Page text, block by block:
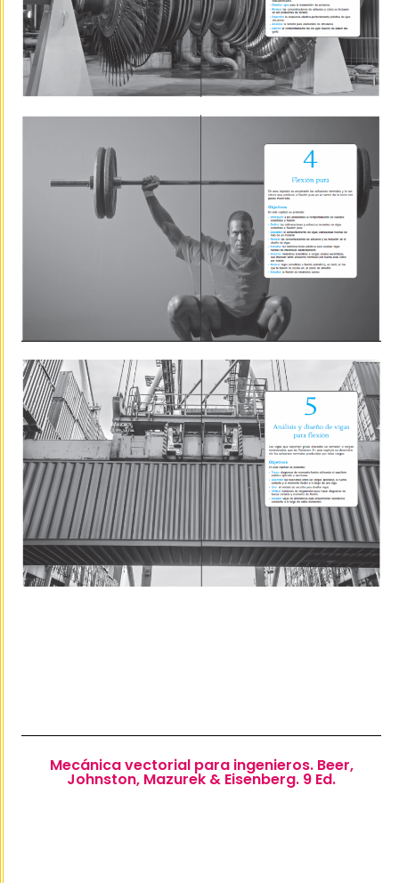
Mecánica vectorial para ingenieros. Beer,
Johnston, Mazurek & Eisenberg. 9 Ed.